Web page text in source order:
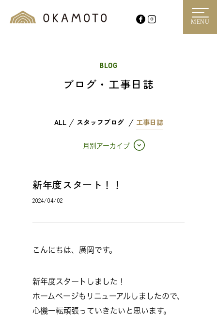
MENU
BLOG
ブログ・工事日誌
ALL スタッフブログ 工事日誌
月別アーカイブ
新年度スタート！！
2024/04/02
こんにちは、廣岡です。
新年度スタートしました！
ホームページもリニューアルしましたので、
心機一転頑張っていきたいと思います。